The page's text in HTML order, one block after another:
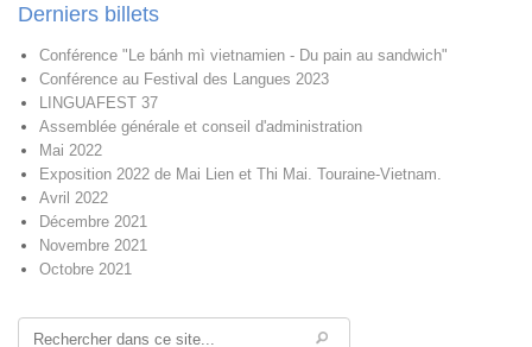
Derniers billets
Conférence "Le bánh mì vietnamien - Du pain au sandwich"
Conférence au Festival des Langues 2023
LINGUAFEST 37
Assemblée générale et conseil d'administration
Mai 2022
Exposition 2022 de Mai Lien et Thi Mai. Touraine-Vietnam.
Avril 2022
Décembre 2021
Novembre 2021
Octobre 2021
Rechercher